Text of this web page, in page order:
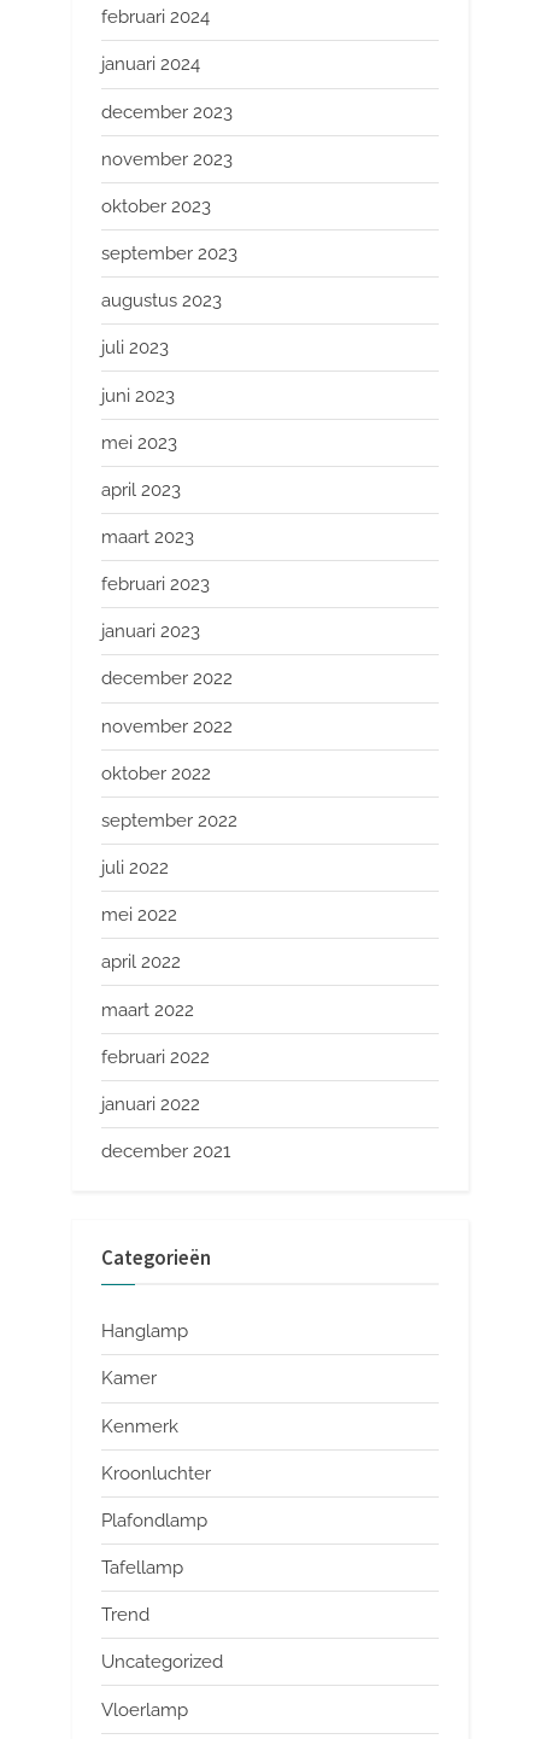
februari 2024
januari 2024
december 2023
november 2023
oktober 2023
september 2023
augustus 2023
juli 2023
juni 2023
mei 2023
april 2023
maart 2023
februari 2023
januari 2023
december 2022
november 2022
oktober 2022
september 2022
juli 2022
mei 2022
april 2022
maart 2022
februari 2022
januari 2022
december 2021
Categorieën
Hanglamp
Kamer
Kenmerk
Kroonluchter
Plafondlamp
Tafellamp
Trend
Uncategorized
Vloerlamp